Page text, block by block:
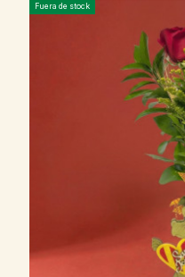
Fuera de stock